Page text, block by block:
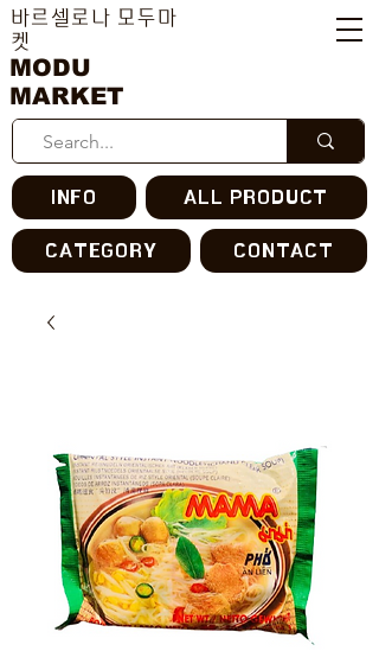
MODU
MARKET
바르셀로나 모두마
켓
INFO ALL PRODUCT
CATEGORY CONTACT